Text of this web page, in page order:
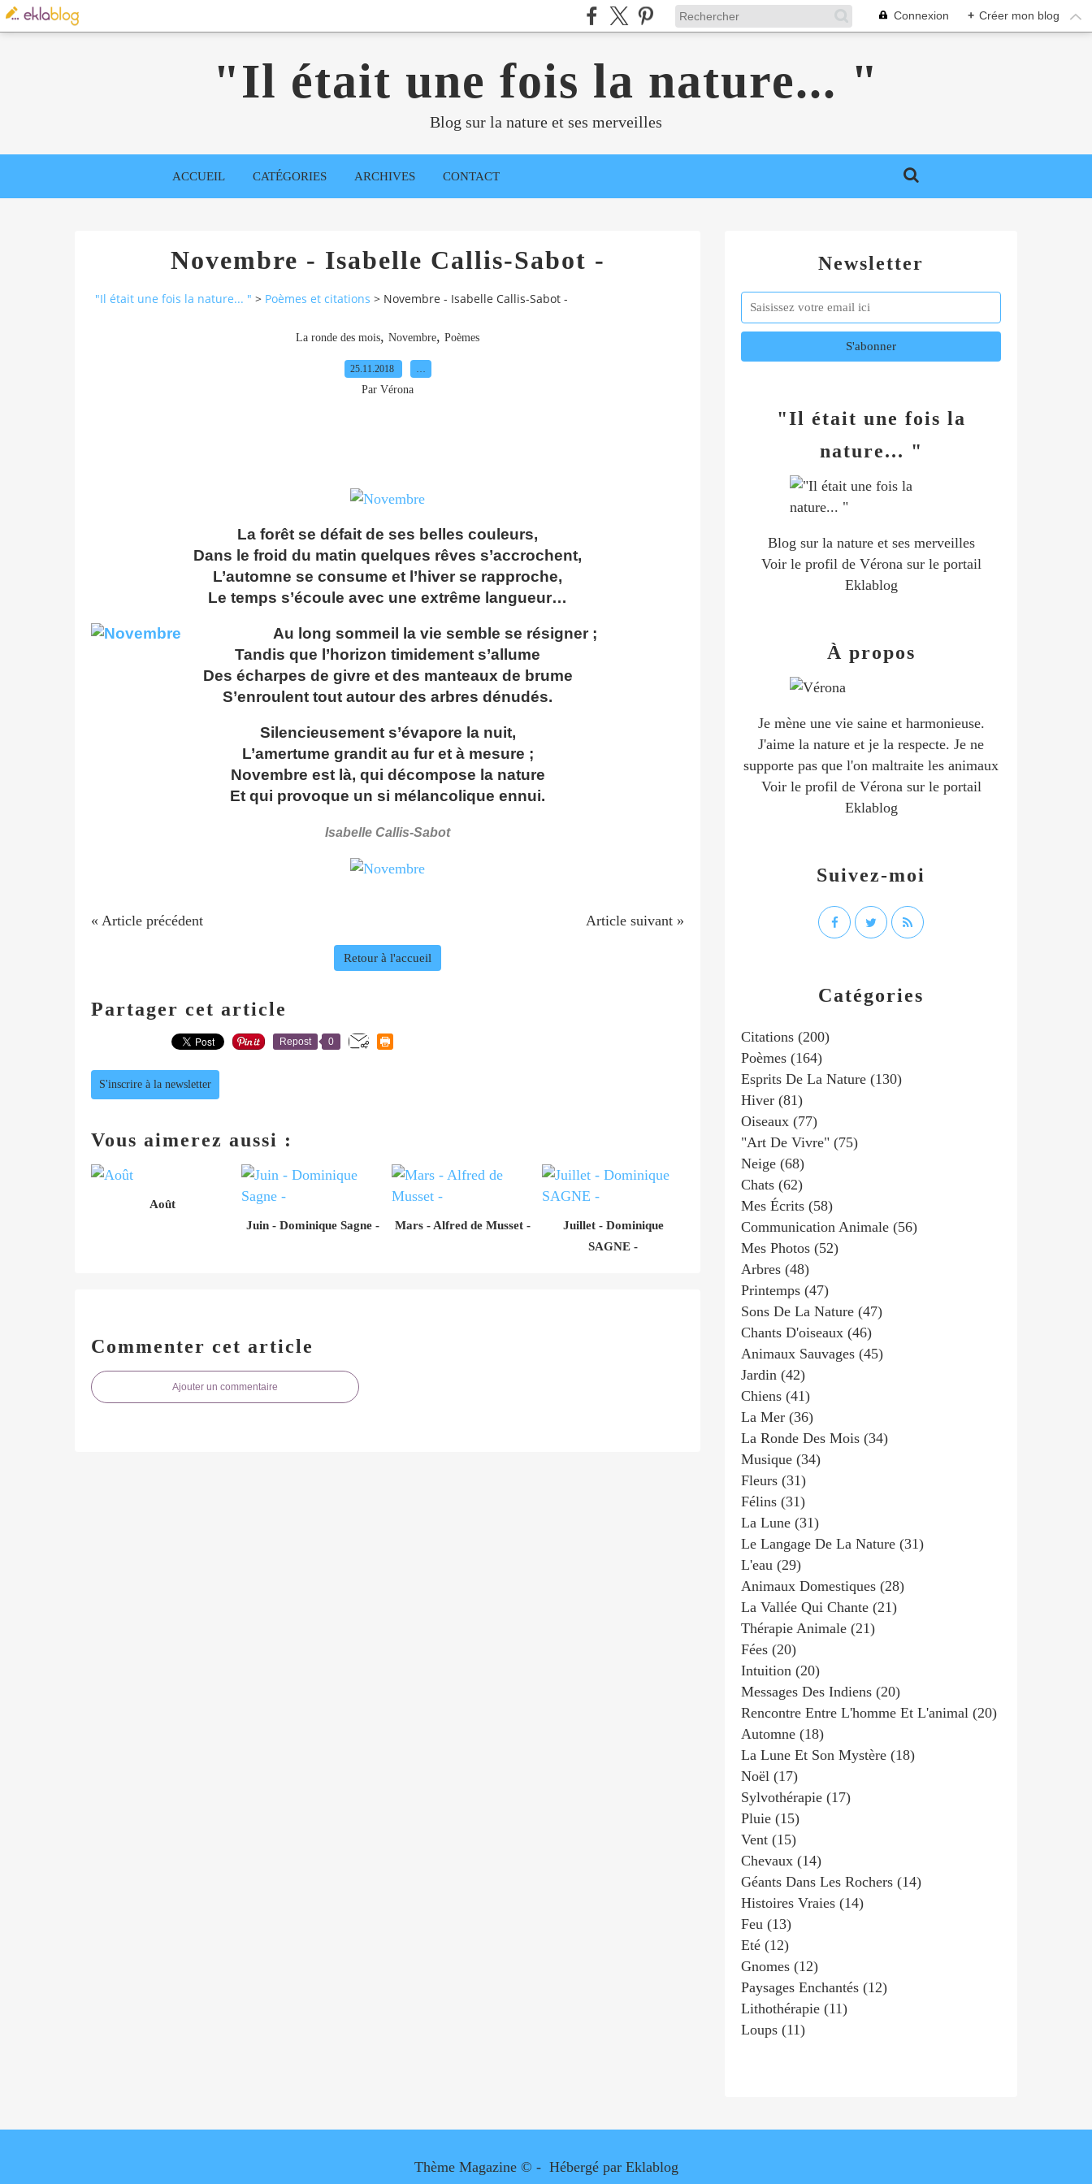
Connexion + Créer mon blog
"Il était une fois la nature... "
Blog sur la nature et ses merveilles
ACCUEIL CATÉGORIES ARCHIVES CONTACT
Novembre - Isabelle Callis-Sabot -
"Il était une fois la nature... " > Poèmes et citations > Novembre - Isabelle Callis-Sabot -
La ronde des mois, Novembre, Poèmes
25.11.2018
Par Vérona
La forêt se défait de ses belles couleurs,
Dans le froid du matin quelques rêves s’accrochent,
L’automne se consume et l’hiver se rapproche,
Le temps s’écoule avec une extrême langueur…
Au long sommeil la vie semble se résigner ;
Tandis que l’horizon timidement s’allume
Des écharpes de givre et des manteaux de brume
S’enroulent tout autour des arbres dénudés.
Silencieusement s’évapore la nuit,
L’amertume grandit au fur et à mesure ;
Novembre est là, qui décompose la nature
Et qui provoque un si mélancolique ennui.
Isabelle Callis-Sabot
« Article précédent Article suivant »
Retour à l'accueil
Partager cet article
Repost 0
S'inscrire à la newsletter
Vous aimerez aussi :
Août
Juin - Dominique Sagne -
Mars - Alfred de Musset -
Juillet - Dominique
SAGNE -
Commenter cet article
Ajouter un commentaire
Newsletter
Catégories
Citations (200)
Poèmes (164)
Esprits De La Nature (130)
Hiver (81)
Oiseaux (77)
"art De Vivre" (75)
Neige (68)
Chats (62)
Mes Écrits (58)
Communication Animale (56)
Mes Photos (52)
Arbres (48)
Printemps (47)
Sons De La Nature (47)
Chants D'oiseaux (46)
Animaux Sauvages (45)
Jardin (42)
Chiens (41)
La Mer (36)
La Ronde Des Mois (34)
Musique (34)
Fleurs (31)
Félins (31)
La Lune (31)
Le Langage De La Nature (31)
L'eau (29)
Animaux Domestiques (28)
La Vallée Qui Chante (21)
Thérapie Animale (21)
Fées (20)
Intuition (20)
Messages Des Indiens (20)
Rencontre Entre L'homme Et L'animal (20)
Automne (18)
La Lune Et Son Mystère (18)
Noël (17)
Sylvothérapie (17)
Pluie (15)
Vent (15)
Chevaux (14)
Géants Dans Les Rochers (14)
Histoires Vraies (14)
Feu (13)
Eté (12)
Gnomes (12)
Paysages Enchantés (12)
Lithothérapie (11)
Loups (11)
"Il était une fois la
nature... "
Blog sur la nature et ses merveilles
Voir le profil de Véronasur le portail
Eklablog
Suivez-moi
À propos
Je mène une vie saine et harmonieuse.
J'aime la nature et je la respecte. Je ne
supporte pas que l'on maltraite les animaux
Voir le profil de Véronasur le portail
Eklablog
Thème Magazine © - Hébergé par Eklablog